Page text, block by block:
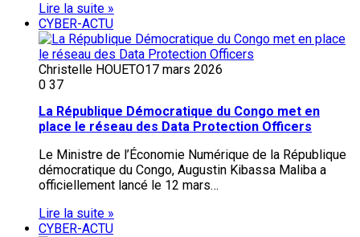
Lire la suite »
CYBER-ACTU
Christelle HOUETO17 mars 2026
0 37
La République Démocratique du Congo met en
place le réseau des Data Protection Officers
Le Ministre de l’Économie Numérique de la République
démocratique du Congo, Augustin Kibassa Maliba a
officiellement lancé le 12 mars…
Lire la suite »
CYBER-ACTU